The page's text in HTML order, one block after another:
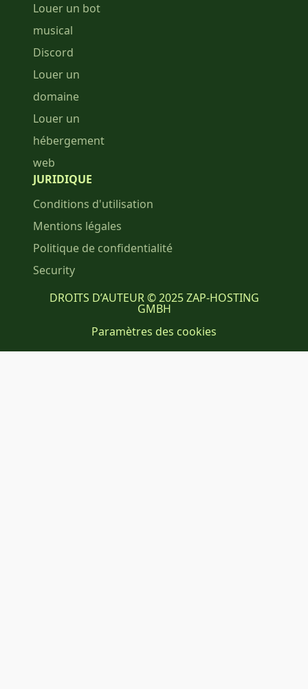
Louer un bot
musical
Discord
Louer un
domaine
Louer un
hébergement
web
JURIDIQUE
Conditions d'utilisation
Mentions légales
Politique de confidentialité
Security
DROITS D’AUTEUR © 2025 ZAP-HOSTING
GMBH
Paramètres des cookies